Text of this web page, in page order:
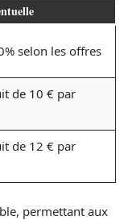
selon les offres
de 10 € par
de 12 € par
permettant aux